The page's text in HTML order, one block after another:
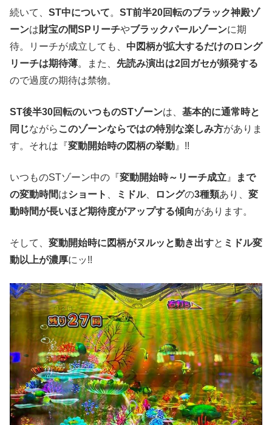
続いて、 ST中について。 ST前半20回転のブラック神殿ゾ
ーンは財宝の間SPリーチやブラックパールゾーンに期
待。リーチが成立しても、 中図柄が拡大するだけのロング
リーチは期待薄。また、 先読み演出は2回ガセが頻発する
ので過度の期待は禁物。
ST後半30回転のいつものSTゾーンは、 基本的に通常時と
同じながら このゾーンならではの特別な楽しみ方がありま
す。それは『変動開始時の図柄の挙動 』!!
いつものSTゾーン中の『変動開始時～リーチ成立 』
まで
の変動時間はショート ミドル、 ロングの3種類あり、 変
動時間が長いほど期待度がアップする傾向があります。
そして、 変動開始時に図柄がヌルッと動き出すと ミドル変
動以上が濃厚にッ!!